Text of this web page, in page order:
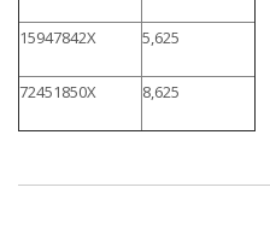
15947842X 5,625
72451850X 8,625